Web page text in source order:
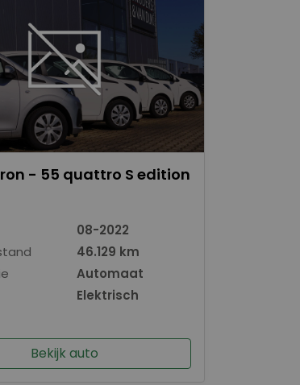
- 55 quattro S edition
08-2022
46.129 km
Automaat
Elektrisch
Bekijk auto